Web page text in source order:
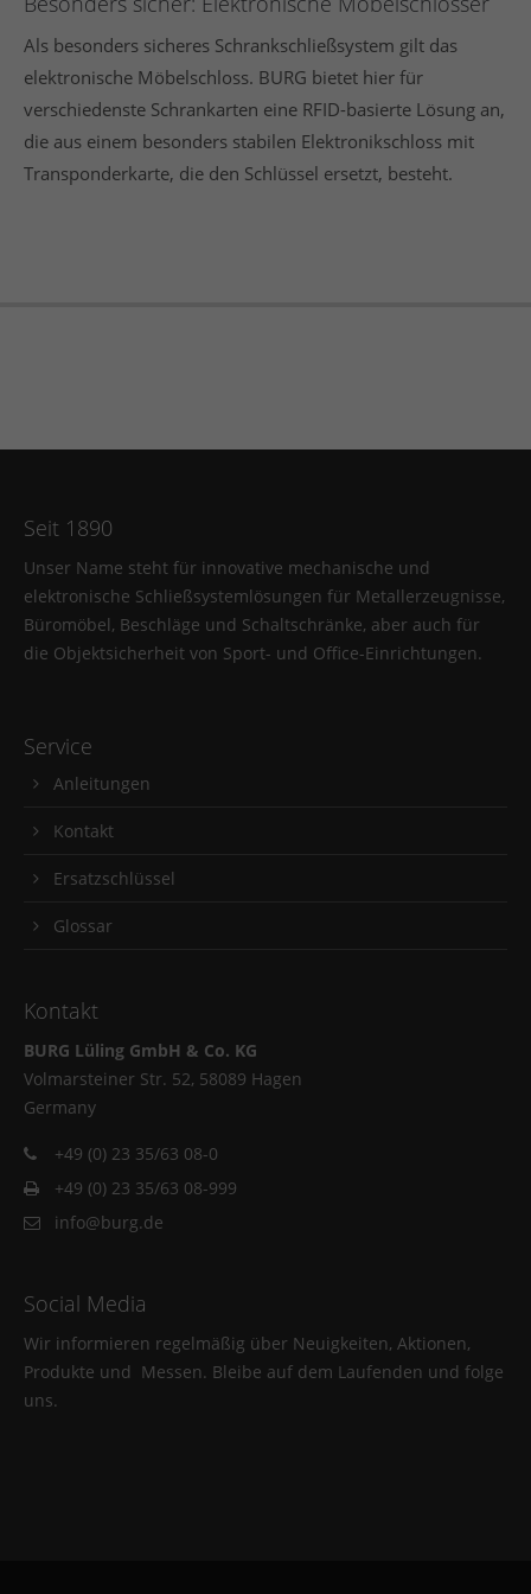
Als besonders sicheres Schrankschließsystem gilt das
elektronische Möbelschloss. BURG bietet hier für
verschiedenste Schrankarten eine RFID-basierte Lösung an,
die aus einem besonders stabilen Elektronikschloss mit
Transponderkarte, die den Schlüssel ersetzt, besteht.
Seit 1890
Unser Name steht für innovative mechanische und
elektronische Schließsystemlösungen für Metallerzeugnisse,
Büromöbel, Beschläge und Schaltschränke, aber auch für
die Objektsicherheit von Sport- und Office-Einrichtungen.
Service
Anleitungen
Kontakt
Ersatzschlüssel
Glossar
Kontakt
BURG Lüling GmbH & Co. KG
Volmarsteiner Str. 52, 58089 Hagen
Germany
+49 (0) 23 35/63 08-0
+49 (0) 23 35/63 08-999
info@burg.de
Social Media
Wir informieren regelmäßig über Neuigkeiten, Aktionen,
Produkte und Messen. Bleibe auf dem Laufenden und folge
uns.